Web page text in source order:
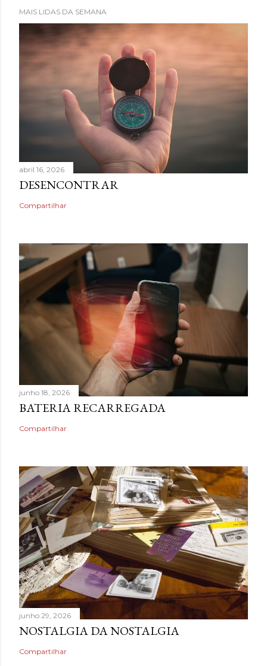
MAIS LIDAS DA SEMANA
abril 16, 2026
DESENCONTRAR
Compartilhar
junho 18, 2026
BATERIA RECARREGADA
Compartilhar
junho 29, 2026
NOSTALGIA DA NOSTALGIA
Compartilhar